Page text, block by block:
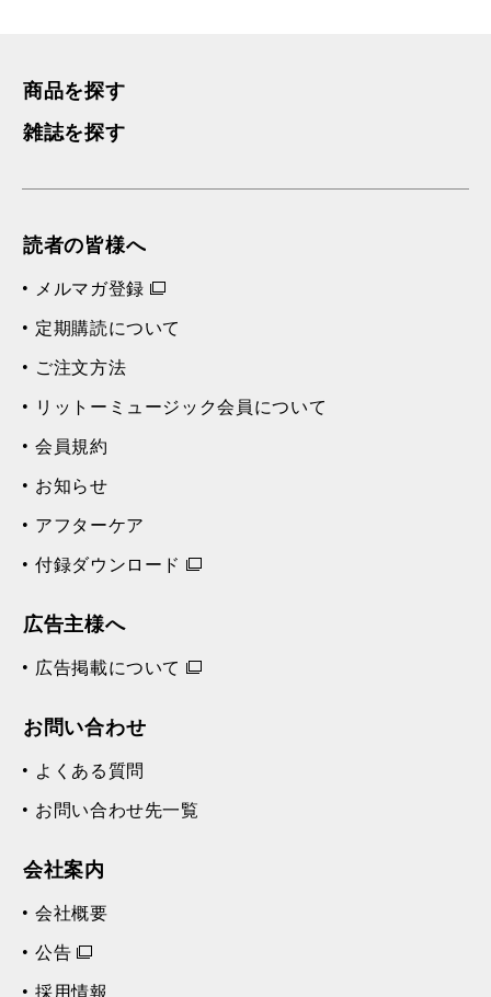
る
生
る
生
エンターテイナー／S. ジョプリン [模範演奏]
す
再
す
る
ピアノ協奏曲 第2番 ハ短調 第1楽章／S. ラフマニノフ [カ
再
生
す
る
ボレロ／M. ラヴェル [模範演奏]
再
生
る
ボレロ／M. ラヴェル [カラオケ]
生
る
モンタギュー家とキャピュレット家～交響組曲「ロメオ
生
す
る
再
生
す
再
す
ラプソディ・イン・ブルー／G. ガーシュウィン [カラオケ]
商品を探す
雑誌を探す
読者の皆様へ
メルマガ登録
定期購読について
ご注文方法
リットーミュージック会員について
会員規約
お知らせ
アフターケア
付録ダウンロード
広告主様へ
広告掲載について
お問い合わせ
よくある質問
お問い合わせ先一覧
会社案内
会社概要
公告
採用情報